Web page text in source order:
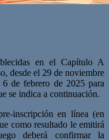
en el Capítulo A
desde el 29 de noviembre
de febrero de 2025 para
se indica a continuación.
inscripción en línea (en
como resultado le emitirá
deberá confirmar la